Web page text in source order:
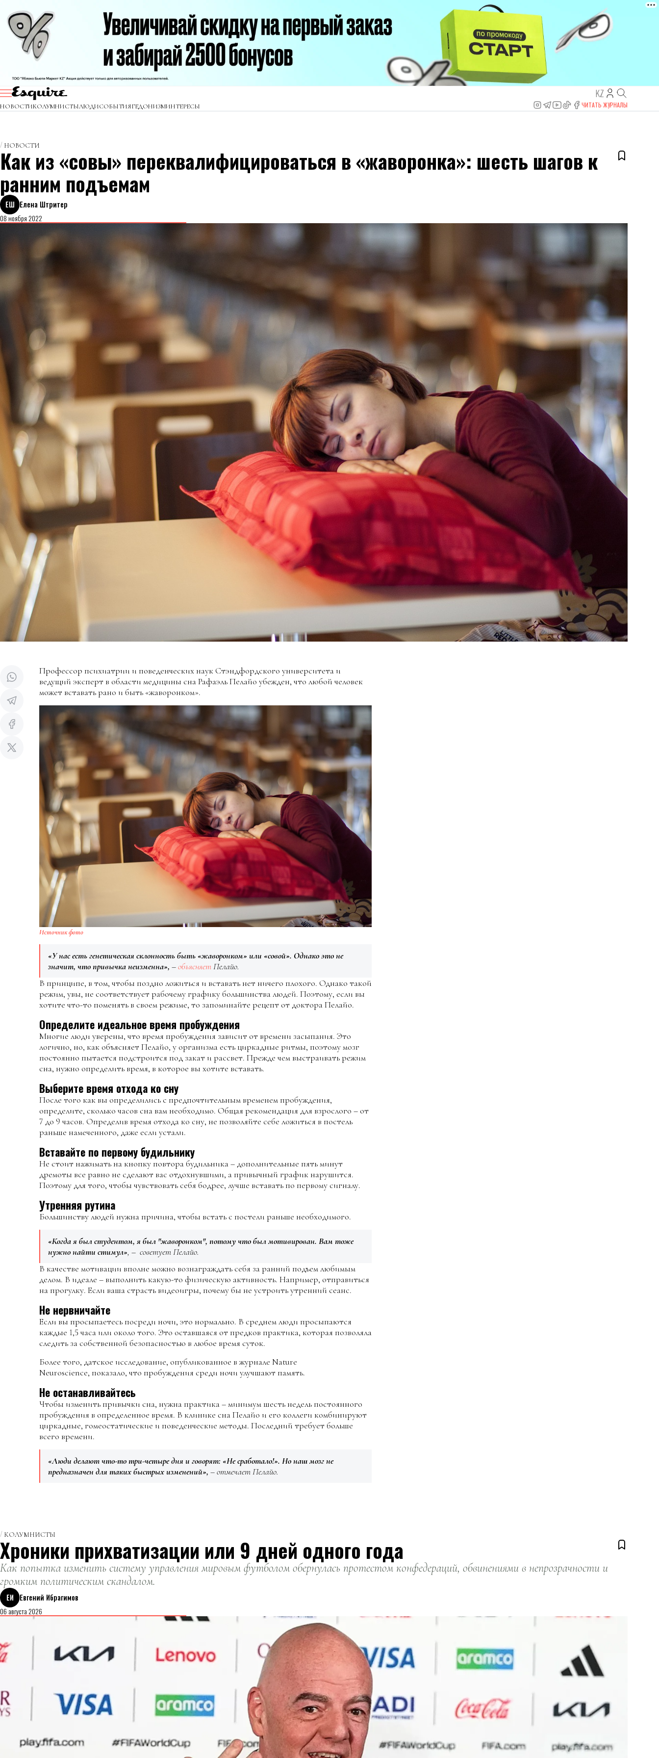
KZ
НОВОСТИКОЛУМНИСТЫЛЮДИСОБЫТИЯГЕДОНИЗМИНТЕРЕСЫ ЧИТАТЬ ЖУРНАЛЫ
НОВОСТИ
Как из «совы» переквалифицироваться в «жаворонка»: шесть шагов к
ранним подъемам
ЕШ Елена Штритер
08 ноября 2022
Профессор психиатрии и поведенческих наук Стэндфордского университета и
ведущий эксперт в области медицины сна Рафаэль Пелайо убежден, что любой человек
может вставать рано и быть «жаворонком».
Источник фото
«У нас есть генетическая склонность быть «жаворонком» или «совой». Однако это не
значит, что привычка неизменна», –объясняетПелайо.
В принципе, в том, чтобы поздно ложиться и вставать нет ничего плохого. Однако такой
режим, увы, не соответствует рабочему графику большинства людей. Поэтому, если вы
хотите что-то поменять в своем режиме, то запоминайте рецепт от доктора Пелайо.
Определите идеальное время пробуждения
Многие люди уверены, что время пробуждения зависит от времени засыпания. Это
логично, но, как объясняет Пелайо, у организма есть циркадные ритмы, поэтому мозг
постоянно пытается подстроится под закат и рассвет. Прежде чем выстраивать режим
сна, нужно определить время, в которое вы хотите вставать.
Выберите время отхода ко сну
После того как вы определились с предпочтительным временем пробуждения,
определите, сколько часов сна вам необходимо. Общая рекомендация для взрослого – от
7 до 9 часов. Определив время отхода ко сну, не позволяйте себе ложиться в постель
раньше намеченного, даже если устали.
Вставайте по первому будильнику
Не стоит нажимать на кнопку повтора будильника – дополнительные пять минут
дремоты все равно не сделают вас отдохнувшими, а привычный график нарушится.
Поэтому для того, чтобы чувствовать себя бодрее, лучше вставать по первому сигналу.
Утренняя рутина
Большинству людей нужна причина, чтобы встать с постели раньше необходимого.
«Когда я был студентом, я был "жаворонком", потому что был мотивирован. Вам тоже
нужно найти стимул», – советует Пелайо.
В качестве мотивации вполне можно вознаграждать себя за ранний подъем любимым
делом. В идеале – выполнить какую-то физическую активность. Например, отправиться
на прогулку. Если ваша страсть видеоигры, почему бы не устроить утренний сеанс.
Не нервничайте
Если вы просыпаетесь посреди ночи, это нормально. В среднем люди просыпаются
каждые 1,5 часа или около того. Это оставшаяся от предков практика, которая позволяла
следить за собственной безопасностью в любое время суток.
Более того, датское исследование, опубликованное в журнале Nature
Neuroscience, показало, что пробуждения среди ночи улучшают память.
Не останавливайтесь
Чтобы изменить привычки сна, нужна практика – минимум шесть недель постоянного
пробуждения в определенное время. В клинике сна Пелайо и его коллеги комбинируют
циркадные, гомеостатические и поведенческие методы. Последний требует больше
всего времени.
«Люди делают что-то три-четыре дня и говорят: «Не сработало!». Но наш мозг не
предназначен для таких быстрых изменений», – отмечает Пелайо.
КОЛУМНИСТЫ
Хроники прихватизации или 9 дней одного года
Как попытка изменить систему управления мировым футболом обернулась протестом конфедераций, обвинениями в непрозрачности и
громким политическим скандалом.
ЕИ
Евгений Ибрагимов
06 августа 2026